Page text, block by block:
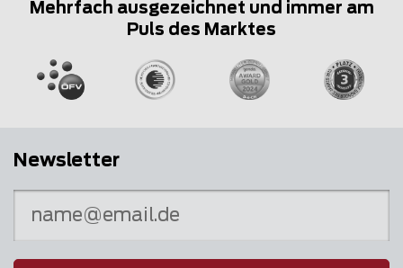
Mehrfach ausgezeichnet und immer am
Puls des Marktes
Newsletter